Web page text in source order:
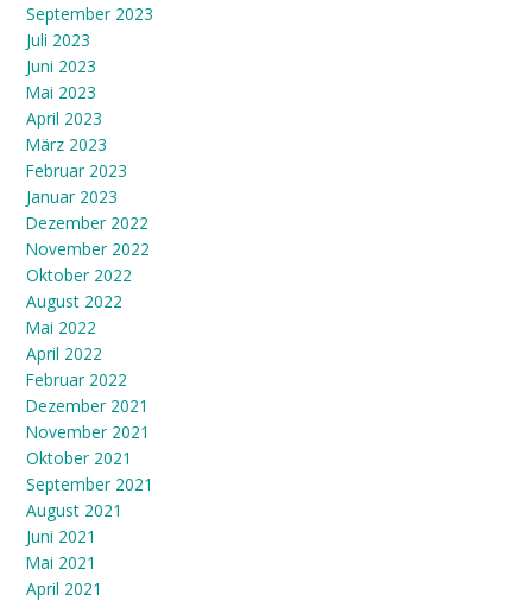
September 2023
Juli 2023
Juni 2023
Mai 2023
April 2023
März 2023
Februar 2023
Januar 2023
Dezember 2022
November 2022
Oktober 2022
August 2022
Mai 2022
April 2022
Februar 2022
Dezember 2021
November 2021
Oktober 2021
September 2021
August 2021
Juni 2021
Mai 2021
April 2021